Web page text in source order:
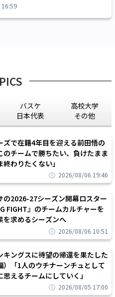
バスケ
日本代表
高校大学
その他
ズで在籍4年目を迎える前田悟の
のチームで勝ちたい、負けたまま
わりたくない」
2026/08/06 19:46
の2026-27シーズン開幕ロスター
FIGHT』のチームカルチャーを
を求めるシーズンへ
2026/08/06 10:51
キングスに待望の帰還を果たした
）「1人のウチナーンチュとして
えるチームにしていく」
2026/08/05 17:00